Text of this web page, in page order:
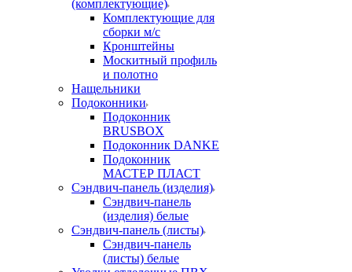
(комплектующие)
Комплектующие для
сборки м/с
Кронштейны
Москитный профиль
и полотно
Нащельники
Подоконники
Подоконник
BRUSBOX
Подоконник DANKE
Подоконник
МАСТЕР ПЛАСТ
Сэндвич-панель (изделия)
Сэндвич-панель
(изделия) белые
Сэндвич-панель (листы)
Сэндвич-панель
(листы) белые